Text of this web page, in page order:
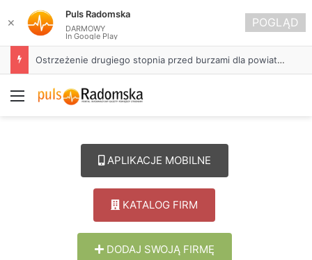
Ostrzeżenie drugiego stopnia przed burzami dla powiatu radomszczańskiego
Menu
APLIKACJE MOBILNE
KATALOG FIRM
DODAJ SWOJĄ FIRMĘ
✕
Puls Radomska
DARMOWY
In Google Play
POGLĄD